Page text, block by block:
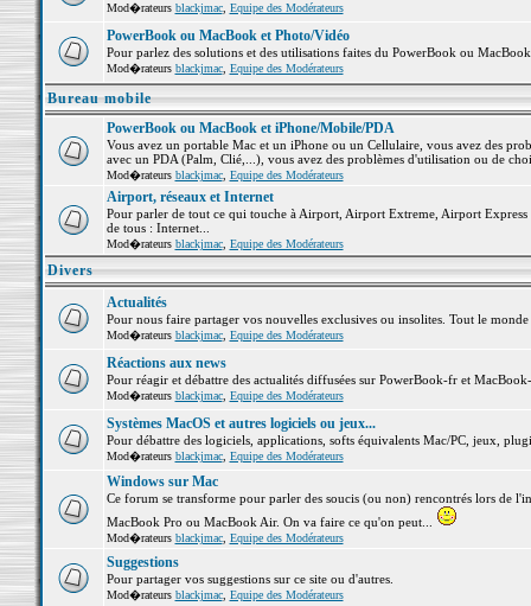
Mod�rateurs blackjmac, Equipe des Modérateurs
PowerBook ou MacBook et Photo/Vidéo
Pour parlez des solutions et des utilisations faites du PowerBook ou
Mod�rateurs blackjmac, Equipe des Modérateurs
Bureau mobile
PowerBook ou MacBook et iPhone/Mobile/PDA
Vous avez un portable Mac et un iPhone ou un Cellulaire, vous avez des
avec un PDA (Palm, Clié,...), vous avez des problèmes d'utilisation ou de
Mod�rateurs blackjmac, Equipe des Modérateurs
Airport, réseaux et Internet
Pour parler de tout ce qui touche à Airport, Airport Extreme, Airport
de tous : Internet...
Mod�rateurs blackjmac, Equipe des Modérateurs
Divers
Actualités
Pour nous faire partager vos nouvelles exclusives ou insolites. Tout le
Mod�rateurs blackjmac, Equipe des Modérateurs
Réactions aux news
Pour réagir et débattre des actualités diffusées sur PowerBook-fr et
Mod�rateurs blackjmac, Equipe des Modérateurs
Systèmes MacOS et autres logiciels ou jeux...
Pour débattre des logiciels, applications, softs équivalents Mac/PC, jeux,
Mod�rateurs blackjmac, Equipe des Modérateurs
Windows sur Mac
Ce forum se transforme pour parler des soucis (ou non) rencontrés lors de
MacBook Pro ou MacBook Air. On va faire ce qu'on peut...
Mod�rateurs blackjmac, Equipe des Modérateurs
Suggestions
Pour partager vos suggestions sur ce site ou d'autres.
Mod�rateurs blackjmac, Equipe des Modérateurs